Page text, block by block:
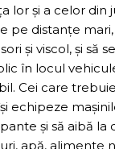
lor și a celor din
pe distanțe
și viscol, și să
în locul
Cei care
echipeze
și să aibă la
apă, alimente